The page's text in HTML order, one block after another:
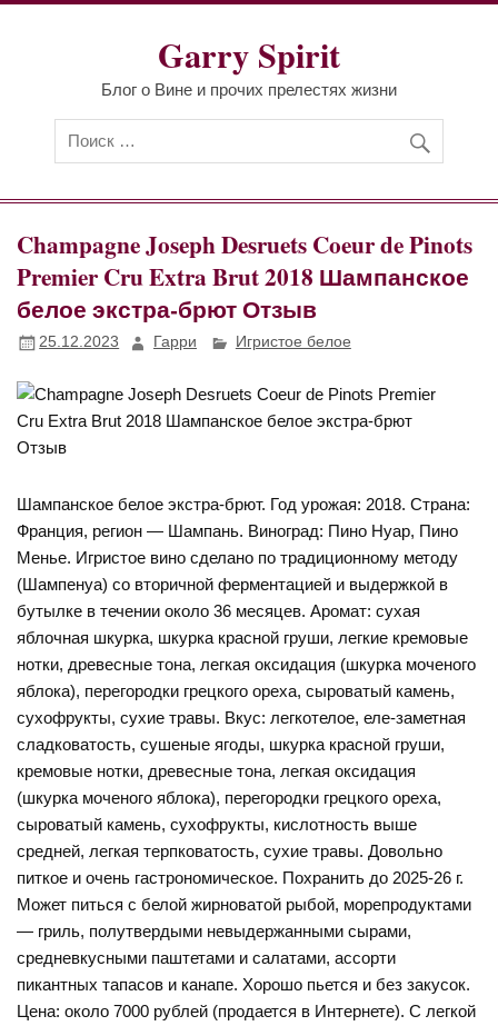
Перейти
Garry Spirit
Блог о Вине и прочих прелестях жизни
Champagne Joseph Desruets Coeur de Pinots
Premier Cru Extra Brut 2018 Шампанское
белое экстра-брют Отзыв
25.12.2023 Гарри Игристое белое
Шампанское белое экстра-брют. Год урожая: 2018. Страна:
Франция, регион — Шампань. Виноград: Пино Нуар, Пино
Менье. Игристое вино сделано по традиционному методу
(Шампенуа) со вторичной ферментацией и выдержкой в
бутылке в течении около 36 месяцев. Аромат: сухая
яблочная шкурка, шкурка красной груши, легкие кремовые
нотки, древесные тона, легкая оксидация (шкурка моченого
яблока), перегородки грецкого ореха, сыроватый камень,
сухофрукты, сухие травы. Вкус: легкотелое, еле-заметная
сладковатость, сушеные ягоды, шкурка красной груши,
кремовые нотки, древесные тона, легкая оксидация
(шкурка моченого яблока), перегородки грецкого ореха,
сыроватый камень, сухофрукты, кислотность выше
средней, легкая терпковатость, сухие травы. Довольно
питкое и очень гастрономическое. Похранить до 2025-26 г.
Может питься с белой жирноватой рыбой, морепродуктами
— гриль, полутвердыми невыдержанными сырами,
средневкусными паштетами и салатами, ассорти
пикантных тапасов и канапе. Хорошо пьется и без закусок.
Цена: около 7000 рублей (продается в Интернете). С легкой